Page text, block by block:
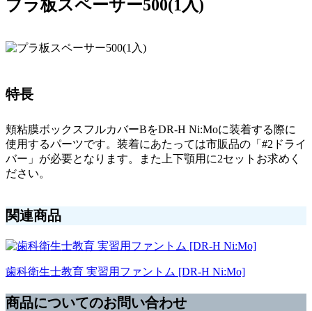
プラ板スペーサー500(1入)
特長
頬粘膜ボックスフルカバーBをDR-H Ni:Moに装着する際に
使用するパーツです。装着にあたっては市販品の「#2ドライ
バー」が必要となります。また上下顎用に2セットお求めく
ださい。
関連商品
歯科衛生士教育 実習用ファントム [DR-H Ni:Mo]
商品についてのお問い合わせ